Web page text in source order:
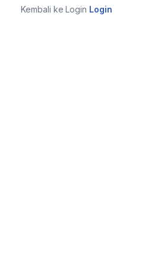
Kembali ke Login Login